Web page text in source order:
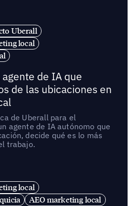
Uberall
local
de IA que
de las ubicaciones en
de Uberall para el
agente de IA autónomo que
decide qué es lo más
trabajo.
local
AEO marketing local